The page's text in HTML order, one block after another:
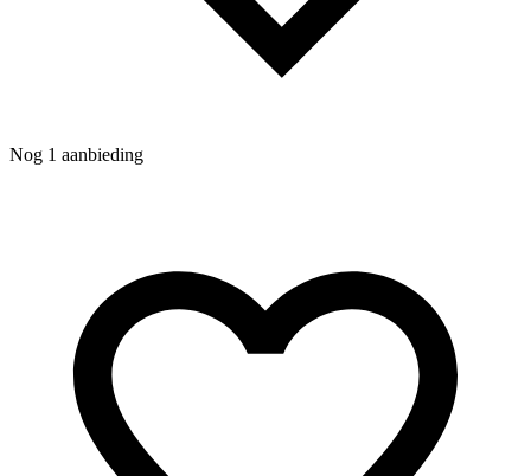
Nog 1 aanbieding